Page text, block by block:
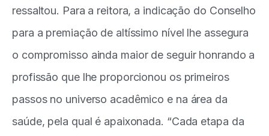
ressaltou. Para a reitora, a indicação do Conselho
para a premiação de altíssimo nível lhe assegura
o compromisso ainda maior de seguir honrando a
profissão que lhe proporcionou os primeiros
passos no universo acadêmico e na área da
saúde, pela qual é apaixonada. “Cada etapa da